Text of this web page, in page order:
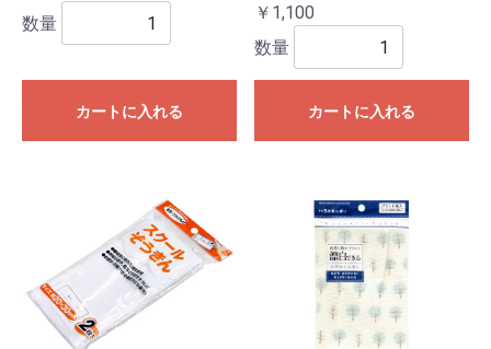
数量
カートに入れる
￥1,100
数量
カートに入れる